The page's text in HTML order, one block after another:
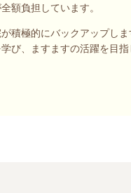
額負担しています。
積極的にバックアップしま
び、ますますの活躍を目指